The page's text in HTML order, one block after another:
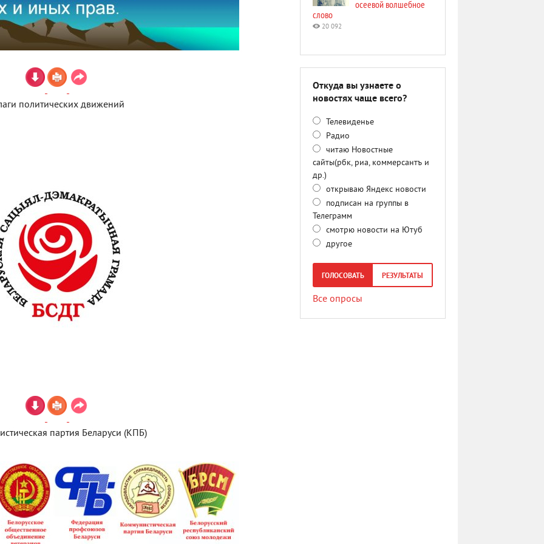
политических движений
партия Беларуси (КПБ)
осеевой волшебное
слово
20 092
Откуда вы узнаете о
новостях чаще всего?
Телевиденье
Радио
читаю Новостные
сайты(рбк, риа, коммерсантъ и
др.)
открываю Яндекс новости
подписан на группы в
Телеграмм
смотрю новости на Ютуб
другое
ГОЛОСОВАТЬ РЕЗУЛЬТАТЫ
Все опросы